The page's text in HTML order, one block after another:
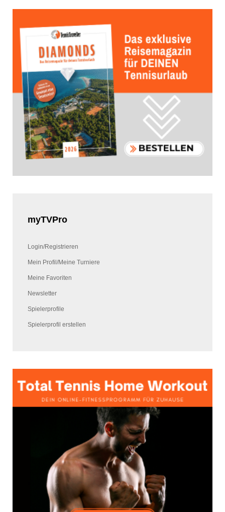
myTVPro
Login/Registrieren
Mein Profil/Meine Turniere
Meine Favoriten
Newsletter
Spielerprofile
Spielerprofil erstellen